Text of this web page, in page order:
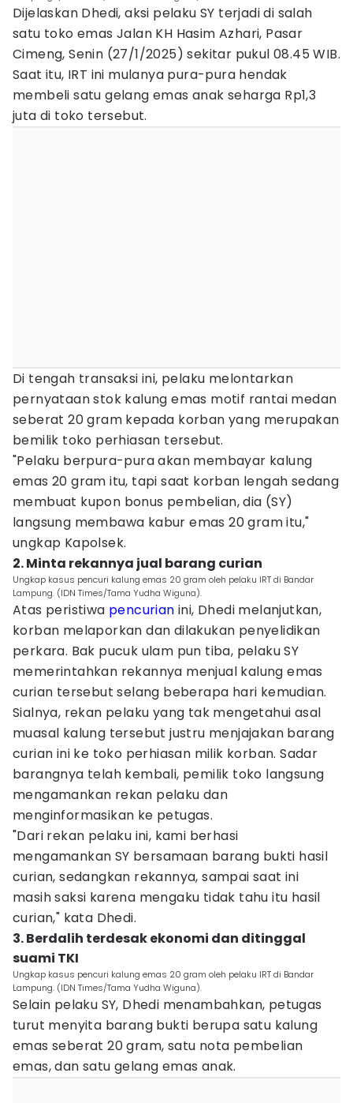
Dijelaskan Dhedi, aksi pelaku SY terjadi di salah
satu toko emas Jalan KH Hasim Azhari, Pasar
Cimeng, Senin (27/1/2025) sekitar pukul 08.45 WIB.
Saat itu, IRT ini mulanya pura-pura hendak
membeli satu gelang emas anak seharga Rp1,3
juta di toko tersebut.
Di tengah transaksi ini, pelaku melontarkan
pernyataan stok kalung emas motif rantai medan
seberat 20 gram kepada korban yang merupakan
bemilik toko perhiasan tersebut.
"Pelaku berpura-pura akan membayar kalung
emas 20 gram itu, tapi saat korban lengah sedang
membuat kupon bonus pembelian, dia (SY)
langsung membawa kabur emas 20 gram itu,"
ungkap Kapolsek.
2. Minta rekannya jual barang curian
Ungkap kasus pencuri kalung emas 20 gram oleh pelaku IRT di Bandar
Lampung. (IDN Times/Tama Yudha Wiguna).
Atas peristiwa pencurian ini, Dhedi melanjutkan,
korban melaporkan dan dilakukan penyelidikan
perkara. Bak pucuk ulam pun tiba, pelaku SY
memerintahkan rekannya menjual kalung emas
curian tersebut selang beberapa hari kemudian.
Sialnya, rekan pelaku yang tak mengetahui asal
muasal kalung tersebut justru menjajakan barang
curian ini ke toko perhiasan milik korban. Sadar
barangnya telah kembali, pemilik toko langsung
mengamankan rekan pelaku dan
menginformasikan ke petugas.
"Dari rekan pelaku ini, kami berhasi
mengamankan SY bersamaan barang bukti hasil
curian, sedangkan rekannya, sampai saat ini
masih saksi karena mengaku tidak tahu itu hasil
curian," kata Dhedi.
3. Berdalih terdesak ekonomi dan ditinggal
suami TKI
Ungkap kasus pencuri kalung emas 20 gram oleh pelaku IRT di Bandar
Lampung. (IDN Times/Tama Yudha Wiguna).
Selain pelaku SY, Dhedi menambahkan, petugas
turut menyita barang bukti berupa satu kalung
emas seberat 20 gram, satu nota pembelian
emas, dan satu gelang emas anak.